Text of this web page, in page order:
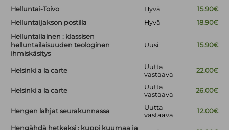
Helluntai-Toivo Hyvä
15.90€
Helluntaijakson postilla
Hyvä
18.90€
Helluntailainen : klassisen
helluntailaisuuden teologinen
ihmiskäsitys
Uusi 15.90€
Helsinki a la carte
Uutta
vastaava
22.00€
Helsinki a la carte
Uutta
vastaava
26.00€
Hengen lahjat seurakunnassa
Uutta
vastaava
12.00€
Hengähdä hetkeksi : kuppi kuumaa ja